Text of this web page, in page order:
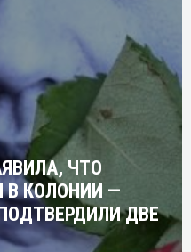
ЧТО
В КОЛОНИИ —
ДВЕ